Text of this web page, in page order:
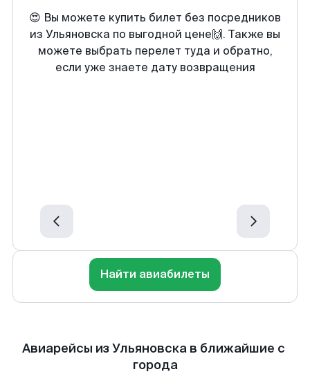
😍 Вы можете купить билет без посредников
из Ульяновска по выгодной цене🙌. Также вы
можете выбрать перелет туда и обратно,
если уже знаете дату возвращения
Найти авиабилеты
Авиарейсы из Ульяновска в ближайшие с
города